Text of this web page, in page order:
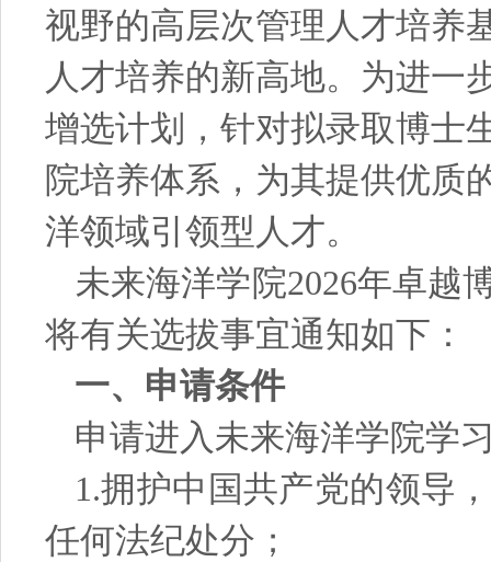
视野的高层次管理人才培养
人才培养的新高地。为进一
增选计划，针对拟录取博士
院培养体系，为其提供优质
洋领域引领型人才。
未来海洋学院2026年卓越
将有关选拔事宜通知如下：
一、申请条件
申请进入未来海洋学院学
1.拥护中国共产党的领导
任何法纪处分；